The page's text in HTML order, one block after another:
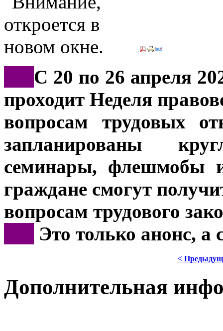
С 20 по 26 апреля
проходит Неделя
вопросам трудовых
запланированы
семинары, флешмобы
граждане смогут
вопросам трудового
Это только анонс,
<
Дополнительная